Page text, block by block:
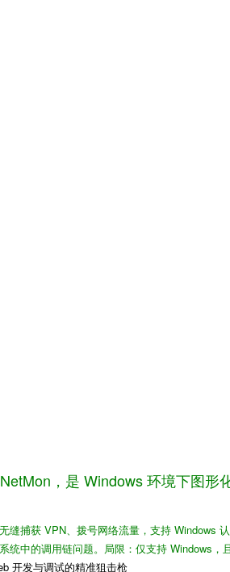
，是 Windows 环境下图形
无缝捕获 VPN、拨号网络流量，支持 Windows
统中的调用链问题。 局限 ：仅支持 Windows，
开发与调试的精准狙击枪